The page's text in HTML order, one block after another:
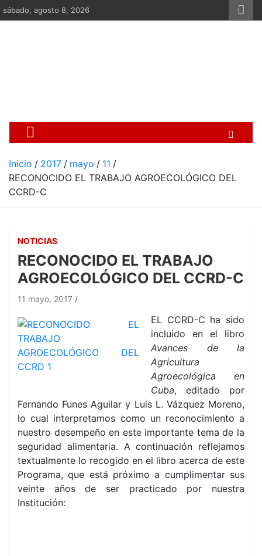
Saltar
al
sábado, agosto 8, 2026
Inicio 2017 mayo
11
RECONOCIDO EL TRABAJO AGROECOLÓGICO DEL
CCRD-C
NOTICIAS
RECONOCIDO EL TRABAJO
AGROECOLÓGICO DEL CCRD-C
11 mayo, 2017
EL CCRD-C ha sido
incluido en el libro
Avances de la
Agricultura
Agroecológica en
Cuba, editado por
Fernando Funes Aguilar y Luis L. Vázquez Moreno,
lo cual interpretamos como un reconocimiento a
nuestro desempeño en este importante tema de la
seguridad alimentaria. A continuación reflejamos
textualmente lo recogido en el libro acerca de este
Programa, que está próximo a cumplimentar sus
veinte años de ser practicado por nuestra
Institución: